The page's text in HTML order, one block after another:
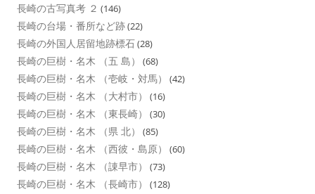
長崎の古写真考 ２ (146)
長崎の台場・番所など跡(22)
長崎の外国人居留地跡標石(28)
長崎の巨樹・名木 （五 島） (68)
長崎の巨樹・名木 （壱岐・対馬） (42)
長崎の巨樹・名木 （大村市） (16)
長崎の巨樹・名木 （東長崎） (30)
長崎の巨樹・名木 （県 北） (85)
長崎の巨樹・名木 （西彼・島原） (60)
長崎の巨樹・名木 （諌早市） (73)
長崎の巨樹・名木 （長崎市） (128)